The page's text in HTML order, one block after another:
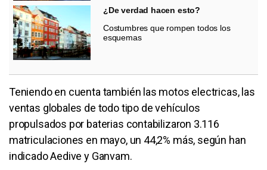
¿De verdad hacen esto?
Costumbres que rompen todos los
esquemas
Teniendo en cuenta también las motos electricas, las
ventas globales de todo tipo de vehículos
propulsados por baterias contabilizaron 3.116
matriculaciones en mayo, un 44,2% más, según han
indicado Aedive y Ganvam.